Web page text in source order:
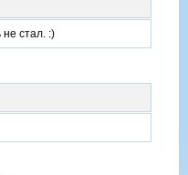
стал. :)